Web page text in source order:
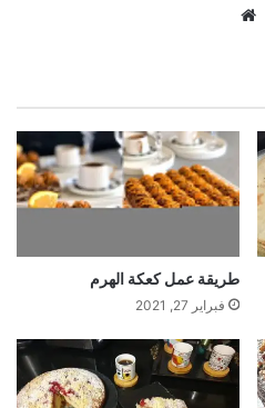
طريقة عمل كعكة الهرم
فبراير 27, 2021